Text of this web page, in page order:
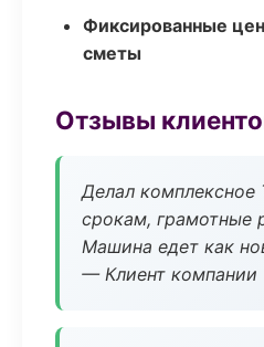
Фиксированные
сметы
Отзывы
Делал
срокам, грамотные
Машина едет как
— Клиент компании